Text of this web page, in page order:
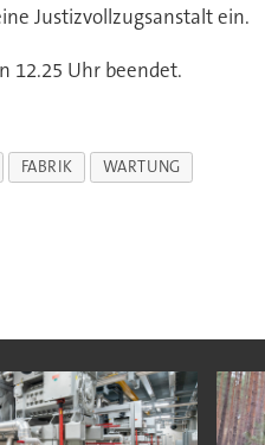
Justizvollzugsanstalt ein.
12.25 Uhr beendet.
FABRIK WARTUNG